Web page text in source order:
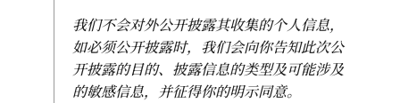
我们不会对外公开披露其收集的个人信息，
如必须公开披露时，我们会向你告知此次公
开披露的目的、披露信息的类型及可能涉及
的敏感信息，并征得你的明示同意。